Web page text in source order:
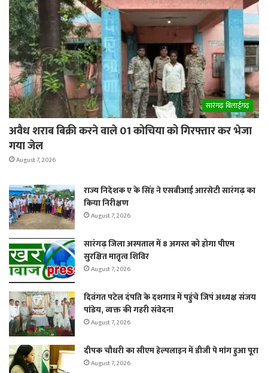
सारंगढ़ बिलाईगढ़
अवैध शराब बिक्री करने वाले 01 कोचिया को गिरफ्तार कर भेजा
गया जेल
August 7, 2026
राज्य निदेशक ए के सिंह ने एसबीआई आरसेटी सारंगढ़ का
किया निरीक्षण
August 7, 2026
सारंगढ़ जिला अस्पताल में 8 अगस्त को होगा पीएम
सुरक्षित मातृत्व शिविर
August 7, 2026
दिवंगत पटेल दंपति के दशगात्र में पहुंचे जिपं अध्यक्ष संजय
पांडेय, व्यक्त की गहरी संवेदना
August 7, 2026
दीपक चौधरी का सीएम हेल्पलाइन में डीजी पे मांग हुआ पूरा
August 7, 2026